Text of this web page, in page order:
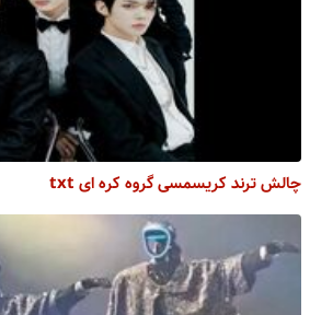
چالش ترند کریسمسی گروه کره ای txt